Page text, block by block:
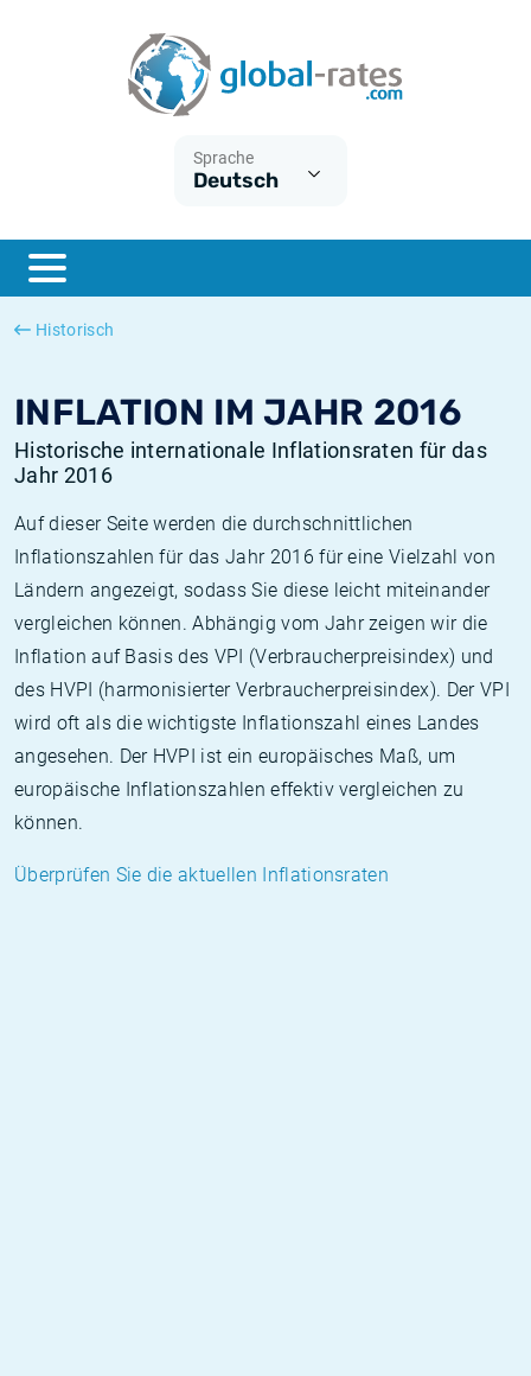
Sprache
Deutsch
Historisch
INFLATION IM JAHR 2016
Historische internationale Inflationsraten für das
Jahr 2016
Auf dieser Seite werden die durchschnittlichen
Inflationszahlen für das Jahr 2016 für eine Vielzahl von
Ländern angezeigt, sodass Sie diese leicht miteinander
vergleichen können. Abhängig vom Jahr zeigen wir die
Inflation auf Basis des VPI (Verbraucherpreisindex) und
des HVPI (harmonisierter Verbraucherpreisindex). Der VPI
wird oft als die wichtigste Inflationszahl eines Landes
angesehen. Der HVPI ist ein europäisches Maß, um
europäische Inflationszahlen effektiv vergleichen zu
können.
Überprüfen Sie die aktuellen Inflationsraten
ESTER
SONIA
Was ist die VPI-Inflation?
Was ist die HVPI-Inflation?
Deutsche inflation
Europäische inflation
Historische Euribor-Sätze
Historische ESTER-Sätze
Historische SOFR-Sätze
Historische SONIA-Sätze
Inflationsrechner